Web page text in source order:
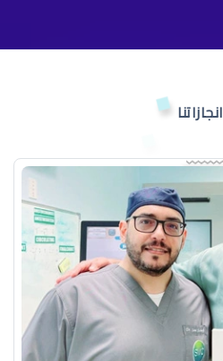
انجازاتنا